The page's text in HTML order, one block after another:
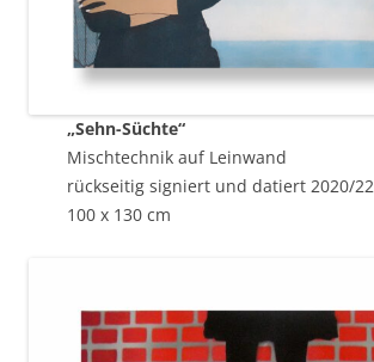
„Sehn-Süchte“
Mischtechnik auf Leinwand
rückseitig signiert und datiert 2020/22
100 x 130 cm